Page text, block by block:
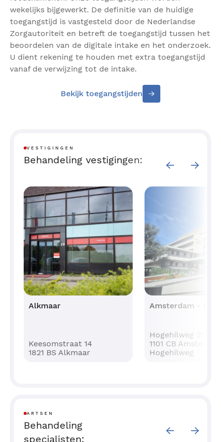
baarmoedermond aanstoot. Ook darmafwijkingen
zoals een spastische dikke darm, obstipatie of
gynaecologische aandoeningen (bijvoorbeeld
endometriose) kunnen dit soort pijnklachten
veroorzaken. Sommige vrouwen hebben buikpijn of
bekkenbodempijn na de gemeenschap. Het kan dan
gaan om een soort spierpijn, doordat de
bekkenbodemspieren heel gespannen zijn geweest
Maak een afspraak met uw huisarts. Veelal kan een
eerste behandeling door haar/hem al worden
een verwijzing nodig van uw huisarts.
Heeft u na het lezen van de informatie op de
website nog vragen over pijnklachten bij het vrijen
en de mogelijke behandelingen bij Bergman Clinics,
bel dan gerust op: 088 9000 500.
De brochure Bekkenbodemklachten kunt u hier
downloaden.
wekelijks bijgewerkt. De definitie van de huidige
toegangstijd is vastgesteld door de Nederlandse
Zorgautoriteit en betreft de toegangstijd tussen het
beoordelen van de digitale intake en het onderzoek.
U dient rekening te houden met extra toegangstijd
vanaf de verwijzing tot de intake.
Bekijk toegangstijden
VESTIGINGEN
Behandeling vestigingen:
Alkmaar
Keesomstraat 14
1821 BS Alkmaar
Amsterdam -
Hogehilweg 21 (5e
1101 CB
Hogehilweg
ARTSEN
Behandeling
specialisten: